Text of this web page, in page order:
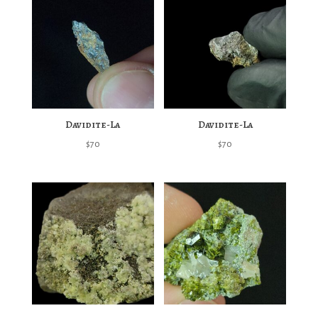
Davidite-La
$70
Davidite-La
$70